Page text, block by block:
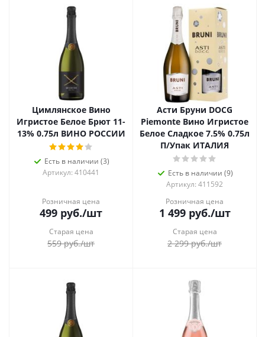
Цимлянское Вино
Игристое Белое Брют 11-
13% 0.75л ВИНО РОССИИ
Есть в наличии (3)
Артикул: 410441
Розничная цена
499 руб./шт
Старая цена
559руб./шт
Асти Бруни DOCG
Piemonte Вино Игристое
Белое Сладкое 7.5% 0.75л
П/Упак ИТАЛИЯ
Есть в наличии (9)
Артикул: 411592
Розничная цена
1 499руб./шт
Старая цена
2 299руб./шт